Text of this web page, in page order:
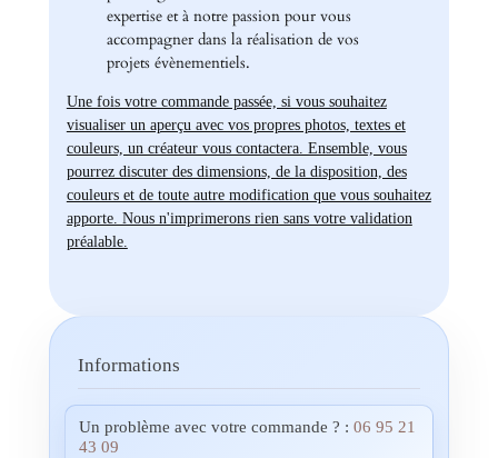
expertise et à notre passion pour vous
accompagner dans la réalisation de vos
projets évènementiels.
Une fois votre commande passée, si vous souhaitez
visualiser un aperçu avec vos propres photos, textes et
couleurs, un créateur vous contactera. Ensemble, vous
pourrez discuter des dimensions, de la disposition, des
couleurs et de toute autre modification que vous souhaitez
apporte. Nous n'imprimerons rien sans votre validation
préalable.
Informations
Un problème avec votre commande ? : 06 95 21
43 09